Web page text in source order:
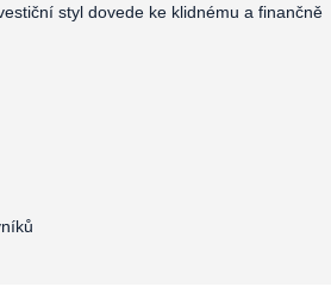
styl dovede ke klidnému a finančně